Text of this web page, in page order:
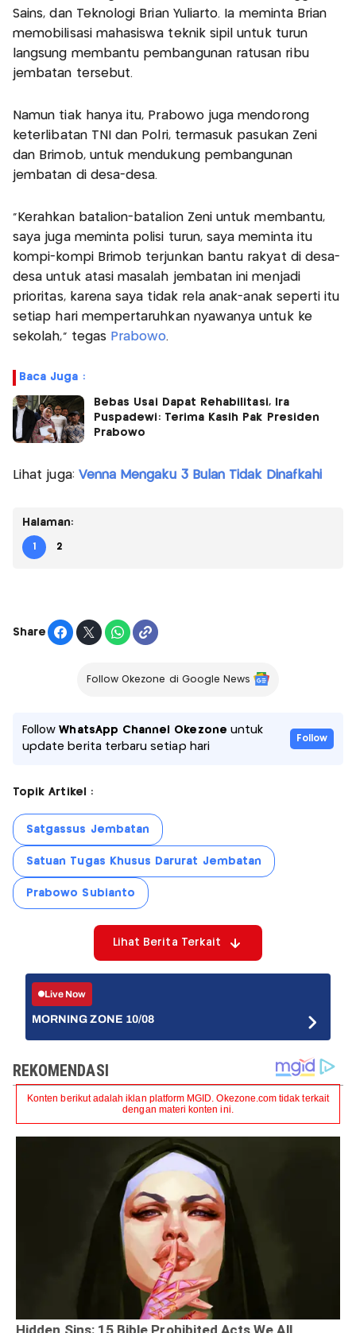
Sains, dan Teknologi Brian Yuliarto. Ia meminta Brian
memobilisasi mahasiswa teknik sipil untuk turun
langsung membantu pembangunan ratusan ribu
jembatan tersebut.
Namun tiak hanya itu, Prabowo juga mendorong
keterlibatan TNI dan Polri, termasuk pasukan Zeni
dan Brimob, untuk mendukung pembangunan
jembatan di desa-desa.
"Kerahkan batalion-batalion Zeni untuk membantu,
saya juga meminta polisi turun, saya meminta itu
kompi-kompi Brimob terjunkan bantu rakyat di desa-
desa untuk atasi masalah jembatan ini menjadi
prioritas, karena saya tidak rela anak-anak seperti itu
setiap hari mempertaruhkan nyawanya untuk ke
sekolah," tegas Prabowo.
Baca Juga :
Bebas Usai Dapat Rehabilitasi, Ira
Puspadewi: Terima Kasih Pak Presiden
Prabowo
Lihat juga: Venna Mengaku 3 Bulan Tidak Dinafkahi
Halaman:
1 2
Share
Follow Okezone di Google News
FollowWhatsApp Channel Okezone untuk
update berita terbaru setiap hari
Follow
Topik Artikel :
Satgassus Jembatan
Satuan Tugas Khusus Darurat Jembatan
Prabowo Subianto
Lihat Berita Terkait
Live Now
MORNING ZONE 10/08